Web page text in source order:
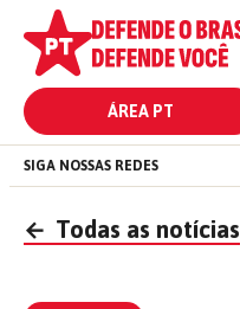
ÁREA PT
SIGA NOSSAS REDES
← Todas as notícias